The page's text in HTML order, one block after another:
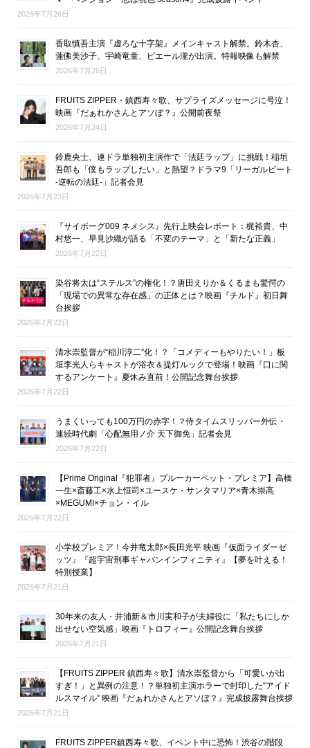
2026年7月26日
香取慎吾主演『虚ろな十字架』メインキャスト解禁。鈴木杏、
蓮佛美沙子、宇崎竜童、ピエール瀧が出演。特報映像も解禁
2026年7月26日
FRUITS ZIPPER・鎮西寿々歌、サプライズメッセージに号泣！
映画『だぁれかさんとアソぼ？』公開前夜祭
2026年7月24日
鈴鹿央士、連ドラ単独初主演作で「法廷ラップ」に挑戦！稲垣
吾郎も「僕もラップしたい」と熱望？ドラマ9「リーガルビート
-逆転の法廷-」記者会見
2026年7月23日
『サイボーグ009 ネメシス』先行上映会レポート：梶裕貴、中
村悠一、早見沙織が語る「不変のテーマ」と「新たな正義」
2026年7月22日
染谷将太は“ステルス”の権化！？唐田えりか＆くるまも驚愕の
「現場での異常な存在感」の正体とは？映画『チルド』初日舞
台挨拶
2026年7月22日
清水崇監督が“稲川淳二”化！？「コメディーもやりたい！」板
垣李光人らキャストが浴衣＆提灯ルックで登場！映画『口に関
するアンケート』夏休み直前！公開記念舞台挨拶
2026年7月22日
うまくいっても100万円の赤字！？侍タイムスリッパー外伝・
連続時代劇「心配無用ノ介 天下御免」記者会見
2026年7月22日
【Prime Original『犯罪者』ブルーカーペット・プレミア】高橋
一生×斎藤工×水上恒司×ユースケ・サンタマリア×青木崇高
×MEGUMI×チョン・イル
2026年7月22日
小学校プレミア！今井竜太郎×長田光平 映画『仮面ライダーゼ
ッツ』『超宇宙刑事ギャバンインフィニティ』【夢を叶える！
特別授業】
2026年7月21日
30年来の友人・井浦新＆市川実和子が夫婦役に「私たちにしか
出せない空気感」映画『トロフィー』公開記念舞台挨拶
2026年7月21日
【FRUITS ZIPPER 鎮西寿々歌】清水崇監督から「可愛いが出
すぎ！」と異例の注意！？単独初主演ホラーで封印した“アイド
ルスマイル” 映画『だぁれかさんとアソぼ？』完成披露舞台挨拶
2026年7月21日
FRUITS ZIPPER鎮西寿々歌、イベント中に恐怖！渋谷の階段